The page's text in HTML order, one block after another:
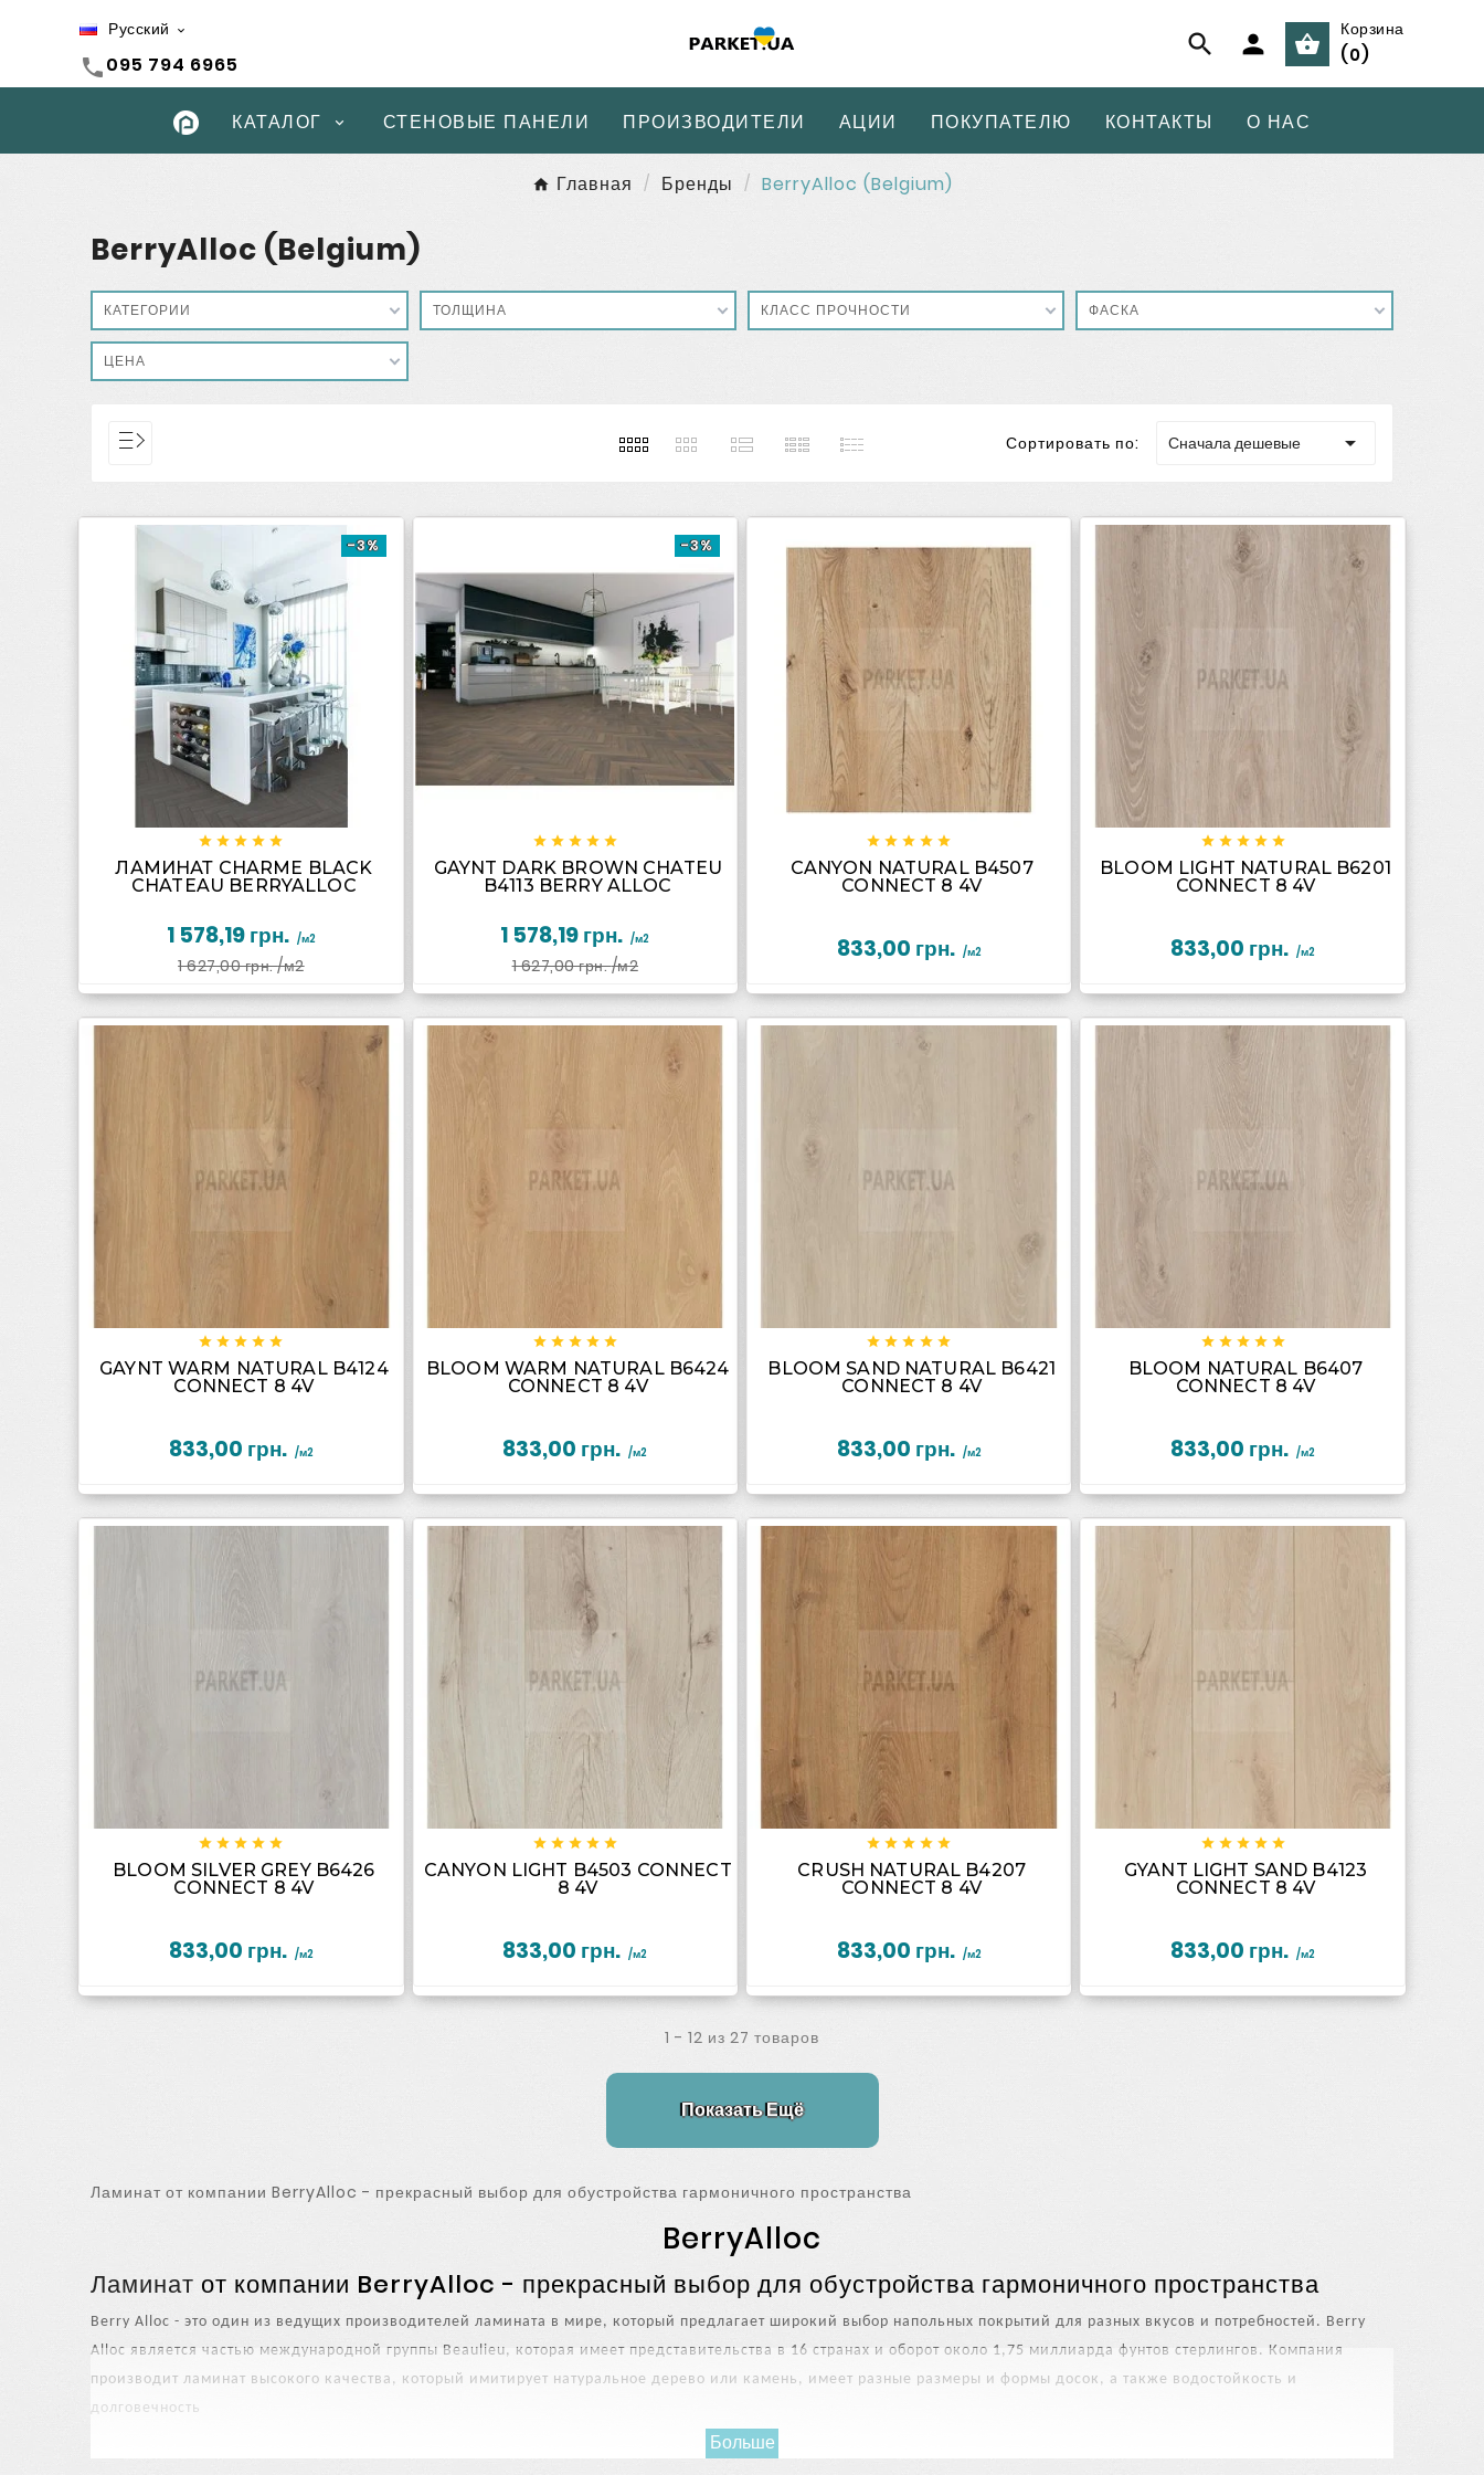
Русский 
call095 794 6965
  
Корзина
(0)
КАТАЛОГ СТЕНОВЫЕ ПАНЕЛИ ПРОИЗВОДИТЕЛИ АЦИИ ПОКУПАТЕЛЮ КОНТАКТЫ О НАС
Главная Бренды BerryAlloc (Belgium)
BerryAlloc (Belgium)
КАТЕГОРИИ ТОЛЩИНА КЛАСС ПРОЧНОСТИ ФАСКА
ЦЕНА
Сортировать по: Сначала дешевые 
-3%
   
    
ЛАМИНАТ CHARME BLACK
CHATEAU BERRYALLOC
1 578,19 грн. /м2
1 627,00 грн./м2
-3%

    
GAYNT DARK BROWN CHATEU
B4113 BERRY ALLOC
1 578,19 грн. /м2
1 627,00 грн./м2
 
    
CANYON NATURAL B4507
CONNECT 8 4V
833,00 грн. /м2
    
BLOOM LIGHT NATURAL B6201
CONNECT 8 4V
833,00 грн. /м2

    
GAYNT WARM NATURAL B4124
CONNECT 8 4V
833,00 грн. /м2
    
BLOOM WARM NATURAL B6424
CONNECT 8 4V
833,00 грн. /м2
    
BLOOM SAND NATURAL B6421
CONNECT 8 4V
833,00 грн. /м2
    
BLOOM NATURAL B6407
CONNECT 8 4V
833,00 грн. /м2
    
BLOOM SILVER GREY B6426
CONNECT 8 4V
833,00 грн. /м2
 
    
CANYON LIGHT B4503 CONNECT
8 4V
833,00 грн. /м2

    
CRUSH NATURAL B4207
CONNECT 8 4V
833,00 грн. /м2

    
GYANT LIGHT SAND B4123
CONNECT 8 4V
833,00 грн. /м2
1 - 12 из 27 товаров
Показать Ещё
Ламинат от компании BerryAlloc - прекрасный выбор для обустройства гармоничного пространства
BerryAlloc
Ламинат от компании BerryAlloc - прекрасный выбор для обустройства гармоничного пространства
Berry Alloc - это один из ведущих производителей ламината в мире, который предлагает широкий выбор напольных покрытий для разных вкусов и потребностей. Berry
Alloc является частью международной группы Beaulieu, которая имеет представительства в 16 странах и оборот около 1,75 миллиарда фунтов стерлингов. Компания
производит ламинат высокого качества, который имитирует натуральное дерево или камень, имеет разные размеры и формы досок, а также водостойкость и
долговечность
Бельгийский производитель напольных покрытий BerryAlloc предлагает широкий спектр интерьерных решений для жилых и коммерческих проектов: от
Больше